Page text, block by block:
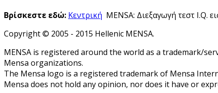
Βρίσκεστε εδώ: Κεντρική MENSA: Διεξαγωγή τεστ I.Q.
Copyright © 2005 - 2015 Hellenic MENSA.
MENSA is registered around the world as a trademark/
Mensa organizations.
The Mensa logo is a registered trademark of Mensa
Mensa does not hold any opinion, nor does it have or